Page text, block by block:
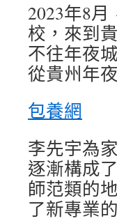
2023年8
校，來到
不往年夜
從貴州年
包養網
李先宇為
逐漸構成
師范類的
了新專業